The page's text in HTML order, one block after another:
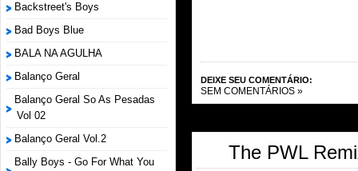
Backstreet's Boys
Bad Boys Blue
BALA NA AGULHA
Balanço Geral
Balanço Geral So As Pesadas
Vol 02
Balanço Geral Vol.2
Bally Boys - Go For What You
DEIXE SEU COMENTÁRIO:
SEM COMENTÁRIOS »
The PWL